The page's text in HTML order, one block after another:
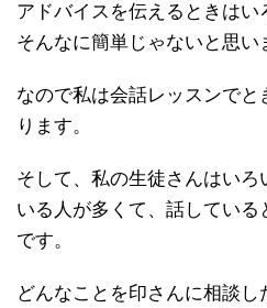
アドバイスを伝えるときはい
そんなに簡単じゃないと思い
なので私は会話レッスンで
ります。
そして、私の生徒さんはいろ
いる人が多くて、話してい
です。
どんなことを印さんに相談